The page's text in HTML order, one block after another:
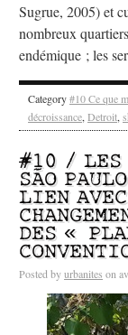
Sugrue, 2005) et
nombreux
endémique ; les
Category#10 Ce que
décroissance, Detroit,
#10 / LES
SÃO
LIEN
DES «
Posted byurbanites on